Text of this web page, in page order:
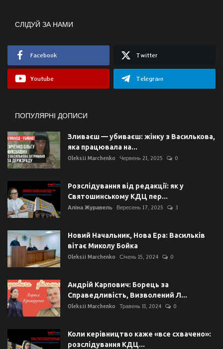
СЛІДУЙ ЗА НАМИ
Facebook Twitter
Youtube Telegram
ПОПУЛЯРНІ ДОПИСИ
Зливаєш — убиваєш: жінку з Василькова,
яка працювала на...
Oleksii Marchenko Червень 21, 2025 0
Розслідування від редакції: як у
Святошинському КДЦ пер...
Аліна Журавель Вересень 17, 2025 3
Новий Начальник, Нова Ера: Васильків
вітає Миколу Бойка
Oleksii Marchenko Січень 15, 2024 0
Андрій Карпович: Борець за
Справедливість, Визволений Л...
Oleksii Marchenko Травень 11, 2024 0
Коли керівництво каже «все схвачено»:
розслідування КДЦ...